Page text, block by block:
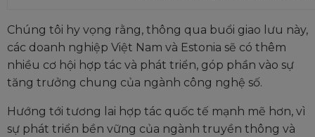
Chúng tôi hy vọng rằng, thông qua buổi giao lưu này,
các doanh nghiệp Việt Nam và Estonia sẽ có thêm
nhiều cơ hội hợp tác và phát triển, góp phần vào sự
tăng trưởng chung của ngành công nghệ số.
Hướng tới tương lai hợp tác quốc tế mạnh mẽ hơn, vì
sự phát triển bền vững của ngành truyền thông và